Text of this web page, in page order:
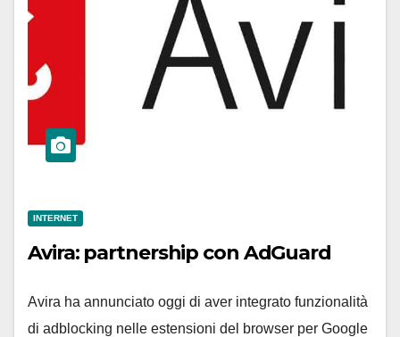
INTERNET
Avira: partnership con AdGuard
Avira ha annunciato oggi di aver integrato funzionalità
di adblocking nelle estensioni del browser per Google